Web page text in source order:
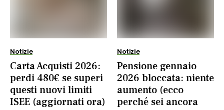
Notizie
Carta Acquisti 2026:
perdi 480€ se superi
questi nuovi limiti
ISEE (aggiornati ora)
Notizie
Pensione gennaio
2026 bloccata: niente
aumento (ecco
perché sei ancora